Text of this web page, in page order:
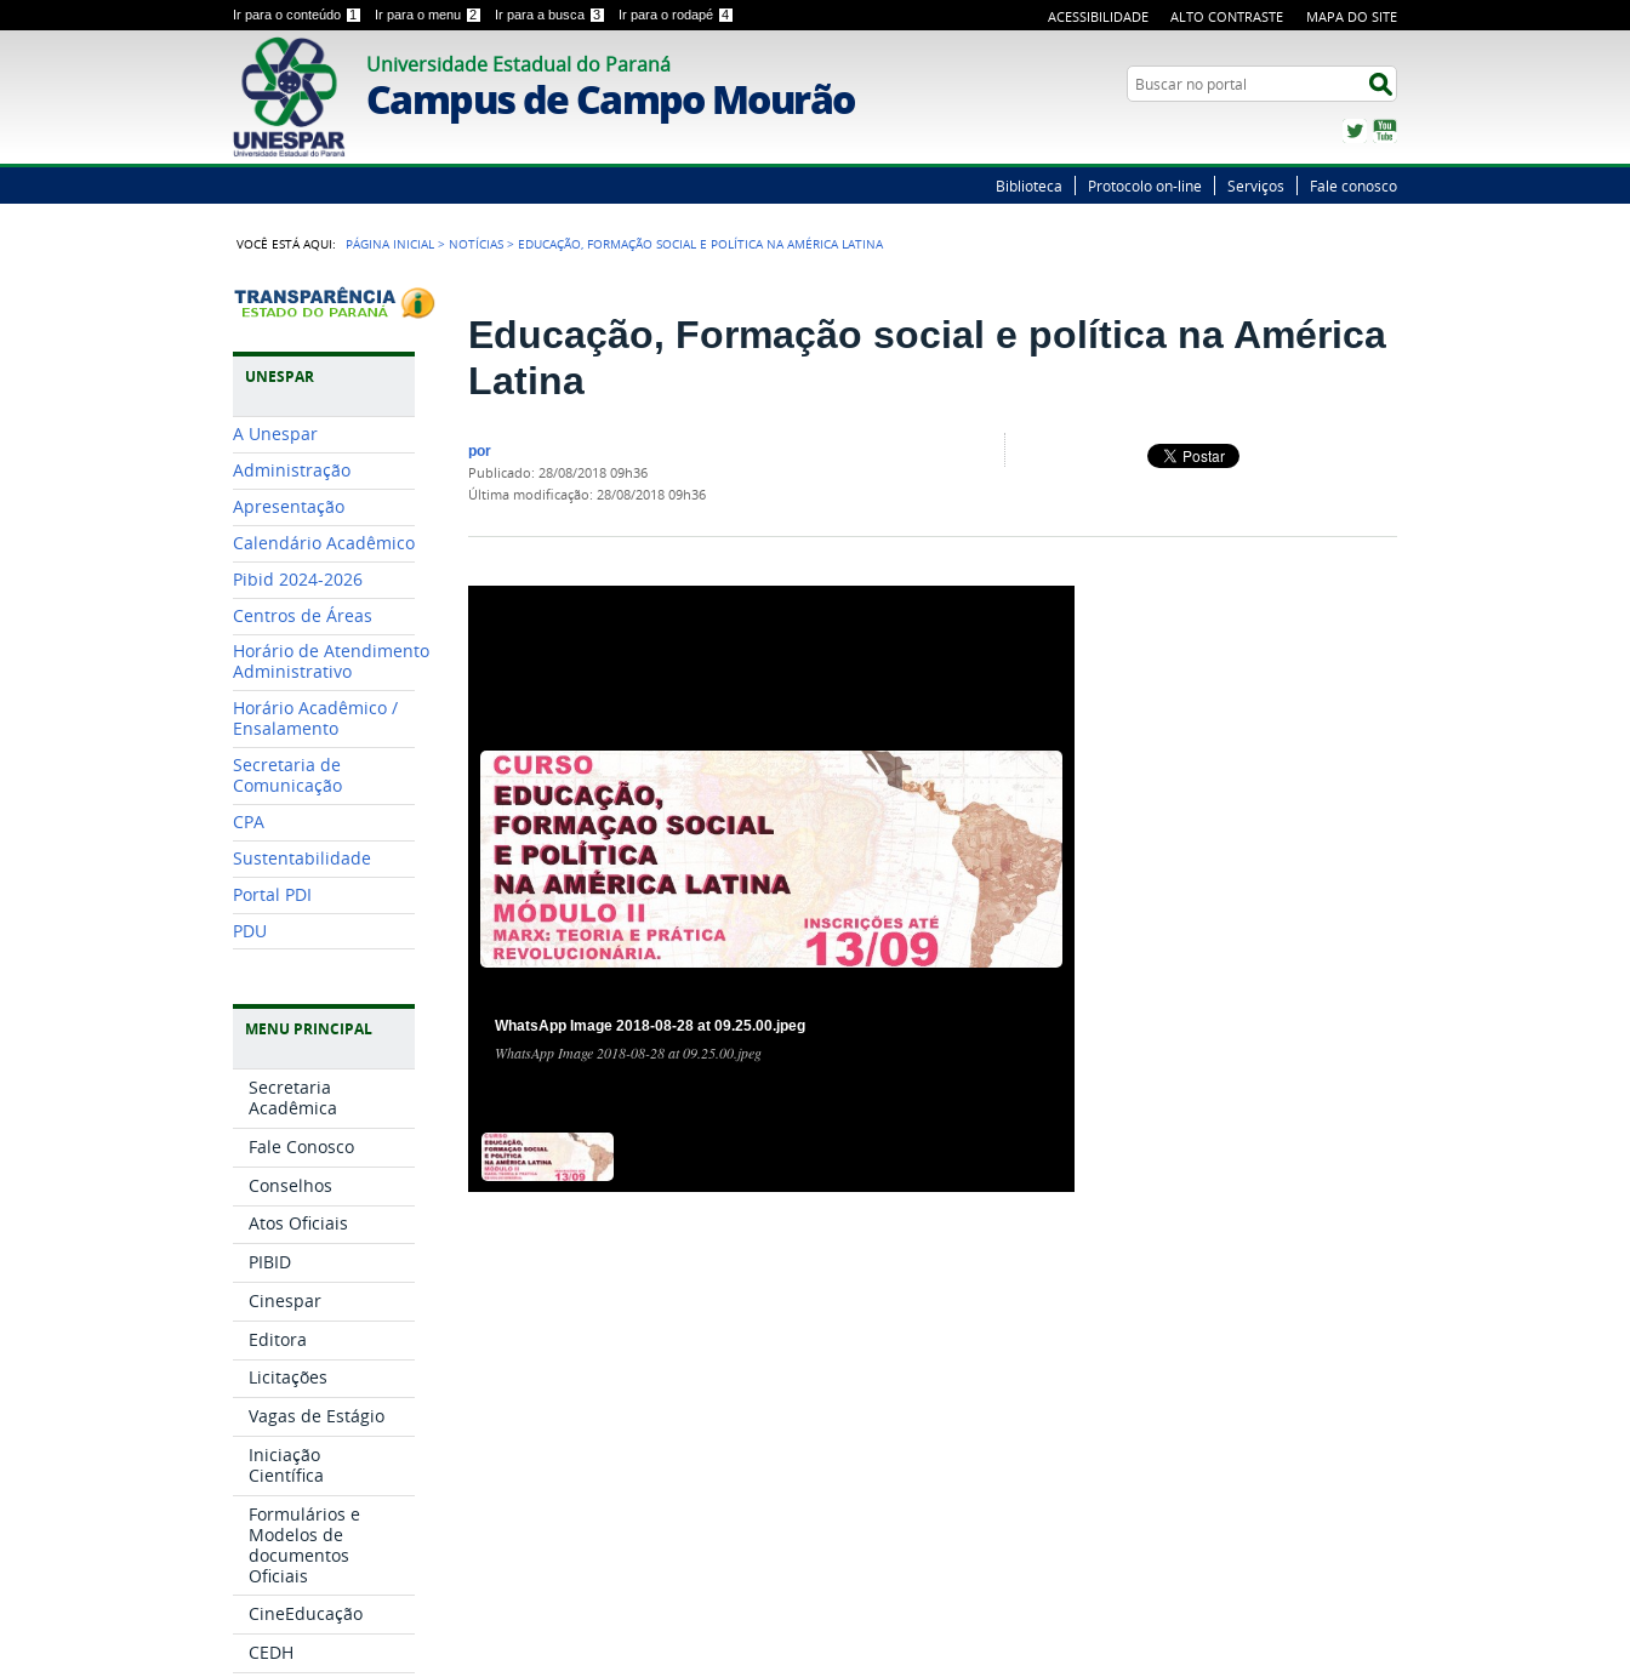
Ir para o conteúdo 1 Ir para o menu 2 Ir para a busca 3 Ir para o rodapé 4 ACESSIBILIDADE ALTO CONTRASTE MAPA DO SITE
Universidade Estadual do Paraná
Campus de Campo Mourão Busca
Twitter
Biblioteca Protocolo on-line Serviços Fale conosco
VOCÊ ESTÁ AQUI: PÁGINA INICIAL > NOTÍCIAS > EDUCAÇÃO, FORMAÇÃO SOCIAL E POLÍTICA NA AMÉRICA LATINA
UNESPAR
A Unespar
Administração
Apresentação
Calendário Acadêmico
Pibid 2024-2026
Centros de Áreas
Horário de Atendimento
Administrativo
Horário Acadêmico /
Ensalamento
Secretaria de
Comunicação
CPA
Sustentabilidade
Portal PDI
PDU
MENU PRINCIPAL
Secretaria
Acadêmica
Fale Conosco
Conselhos
Atos Oficiais
PIBID
Cinespar
Editora
Licitações
Vagas de Estágio
Iniciação
Científica
Formulários e
Modelos de
documentos
Oficiais
CineEducação
CEDH
Educação, Formação social e política na América
Latina
por
publicado:28/08/2018 09h36
última modificação:28/08/2018 09h36
WhatsApp Image 2018-08-28 at 09.25.00.jpeg
WhatsApp Image 2018-08-28 at 09.25.00.jpeg